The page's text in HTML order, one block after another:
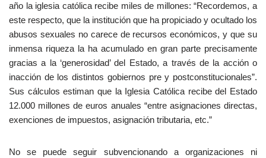
año la iglesia católica recibe miles de millones: “Recordemos, a
este respecto, que la institución que ha propiciado y ocultado los
abusos sexuales no carece de recursos económicos, y que su
inmensa riqueza la ha acumulado en gran parte precisamente
gracias a la ‘generosidad’ del Estado, a través de la acción o
inacción de los distintos gobiernos pre y postconstitucionales”.
Sus cálculos estiman que la Iglesia Católica recibe del Estado
12.000 millones de euros anuales “entre asignaciones directas,
exenciones de impuestos, asignación tributaria, etc.”
No se puede seguir subvencionando a organizaciones ni